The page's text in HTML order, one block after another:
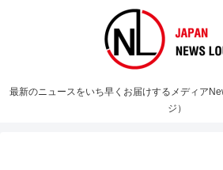
最新のニュースをいち早くお届けするメディア
ジ）